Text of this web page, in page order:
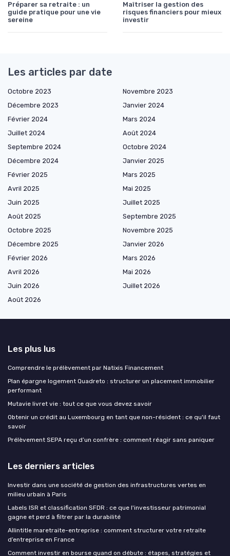
Préparer sa retraite : un
guide pratique pour une vie
sereine
Maîtriser la gestion des
risques financiers pour mieux
investir
Les articles par date
Octobre 2023
Novembre 2023
Décembre 2023
Janvier 2024
Février 2024
Mars 2024
Juillet 2024
Août 2024
Septembre 2024
Octobre 2024
Décembre 2024
Janvier 2025
Février 2025
Mars 2025
Avril 2025
Mai 2025
Juin 2025
Juillet 2025
Août 2025
Septembre 2025
Octobre 2025
Novembre 2025
Décembre 2025
Janvier 2026
Février 2026
Mars 2026
Avril 2026
Mai 2026
Juin 2026
Juillet 2026
Août 2026
Les plus lus
Comprendre le prélèvement par Natixis Financement
Plan épargne logement Quadreto : structurer un placement immobilier
performant
Mutavie livret vie : tout ce que vous devez savoir
Obtenir un crédit au Luxembourg en tant que non-résident : ce qu'il faut
savoir
Prélèvement SEPA reçu d’un confrère : comment réagir sans paniquer
Les derniers articles
Investir dans une société de gestion des infrastructures vertes en
milieu urbain à Paris
Labels ISR et classification SFDR : ce que l'investisseur patrimonial
gagne et perd à filtrer par la durabilité
Allintitle maretraite-entreprise : comment structurer votre retraite
d’entreprise en France
Comment investir en bourse quand on débute : étapes, stratégies et